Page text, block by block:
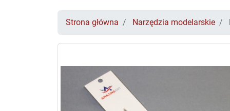
Strona główna Narzędzia modelarskie